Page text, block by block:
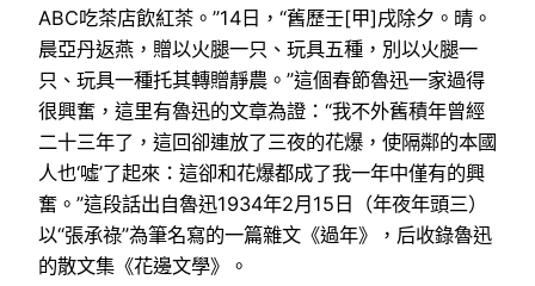
ABC吃茶店飲紅茶。”14日，“舊歷壬[甲]戌除夕。晴。
晨亞丹返燕，贈以火腿一只、玩具五種，別以火腿一
只、玩具一種托其轉贈靜農。”這個春節魯迅一家過得
很興奮，這里有魯迅的文章為證：“我不外舊積年曾經
二十三年了，這回卻連放了三夜的花爆，使隔鄰的本國
人也‘噓’了起來：這卻和花爆都成了我一年中僅有的興
奮。”這段話出自魯迅1934年2月15日（年夜年頭三）
以“張承祿”為筆名寫的一篇雜文《過年》，后收錄魯迅
的散文集《花邊文學》。